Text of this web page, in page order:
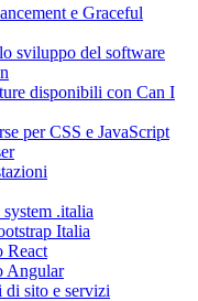
e Graceful
sviluppo del software
disponibili con Can I
per CSS e JavaScript
.italia
Italia
React
Angular
sito e servizi